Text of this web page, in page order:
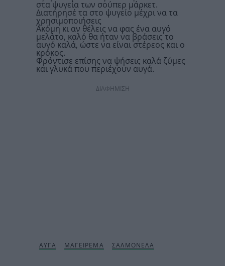
στα ψυγεία των σούπερ μάρκετ.
Διατήρησέ τα στο ψυγείο μέχρι να τα
χρησιμοποιήσεις
Ακόμη κι αν θέλεις να φας ένα αυγό
μελάτο, καλό θα ήταν να βράσεις το
αυγό καλά, ώστε να είναι στέρεος και ο
κρόκος.
Φρόντισε επίσης να ψήσεις καλά ζύμες
και γλυκά που περιέχουν αυγά.
ΔΙΑΦΗΜΙΣΗ